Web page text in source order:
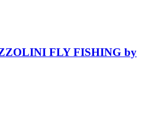
FLY FISHING by